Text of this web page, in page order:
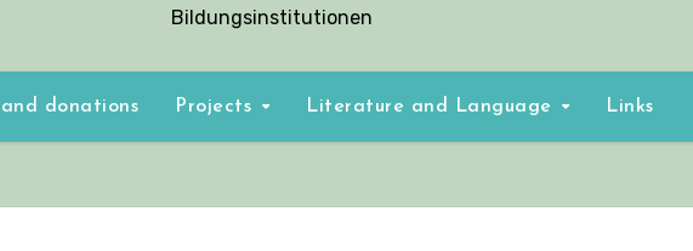
Bildungsinstitutionen
donations Projects Literature and Language Links